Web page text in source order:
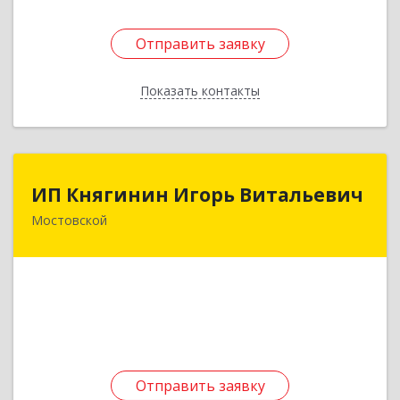
Отправить заявку
Показать контакты
Отправить заявку
Назад
ИП Княгинин Игорь Витальевич
Мостовской
Отправить заявку
352570, Краснодарский край, Мостовский р-н,
Отправить заявку